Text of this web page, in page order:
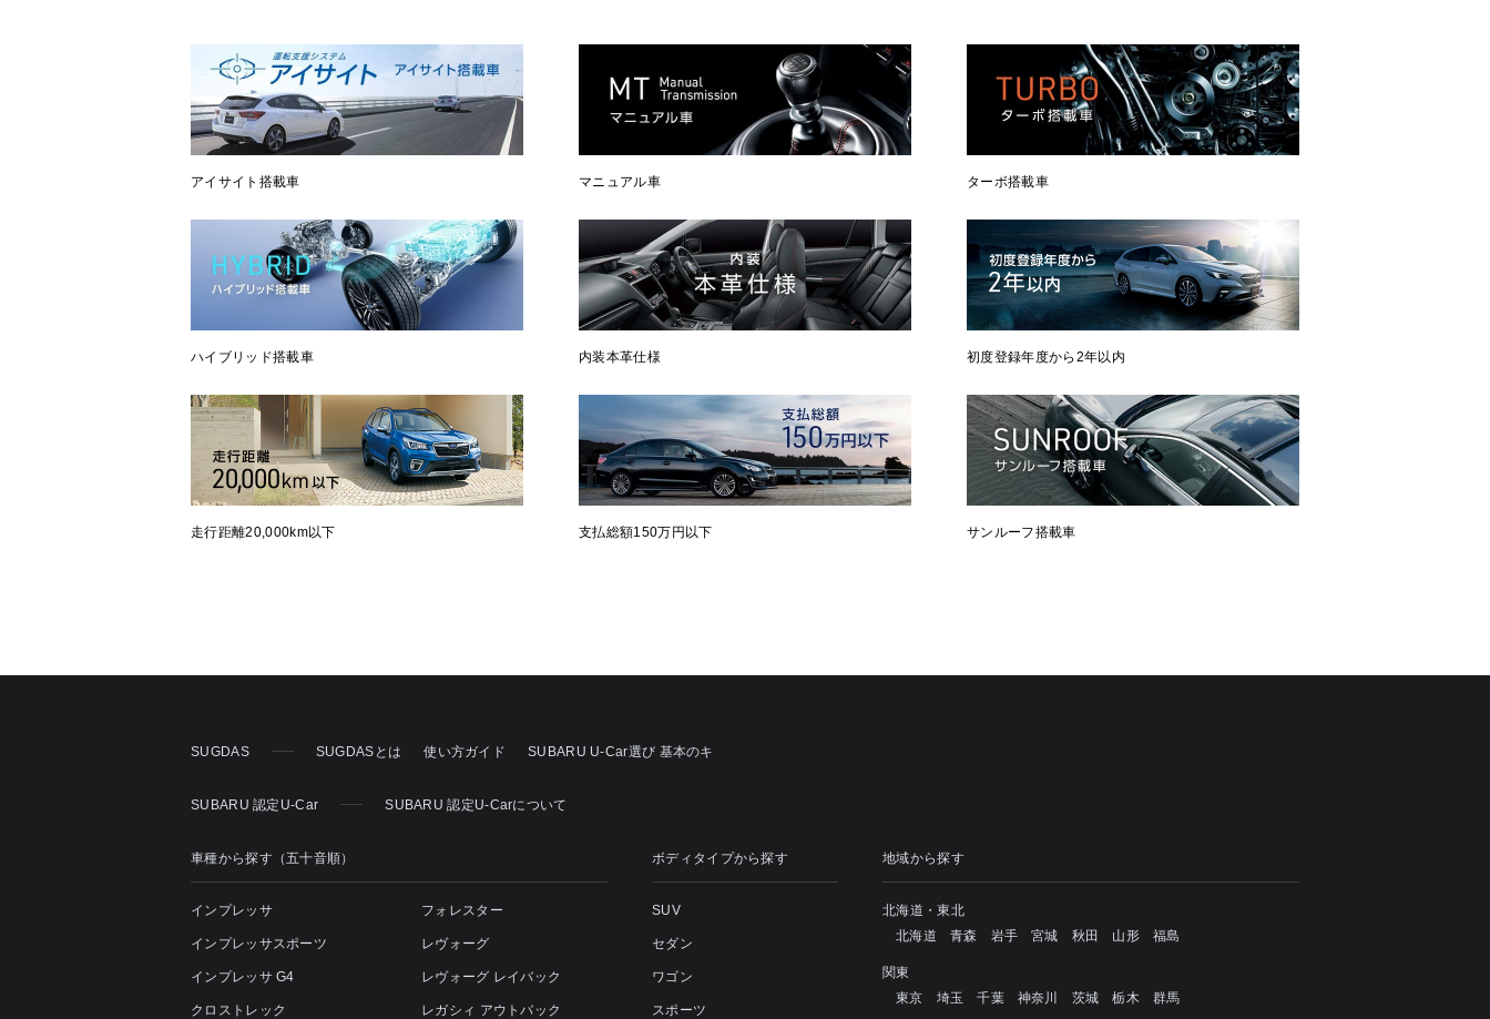
アイサイト搭載車 マニュアル車 ターボ搭載車
ハイブリッド搭載車 内装本革仕様 初度登録年度から2年以内
走行距離20,000km以下 支払総額150万円以下 サンルーフ搭載車
SUGDAS SUGDASとは 使い方ガイド SUBARU U-Car選び 基本のキ
SUBARU 認定U-Car SUBARU 認定U-Carについて
車種から探す（五十音順）
インプレッサ
インプレッサスポーツ
インプレッサ G4
クロストレック
フォレスター
レヴォーグ
レヴォーグ レイバック
レガシィ アウトバック
ボディタイプから探す
SUV
セダン
ワゴン
スポーツ
地域から探す
北海道・東北
北海道
青森 岩手 宮城 秋田 山形 福島
関東
東京
埼玉 千葉 神奈川 茨城 栃木 群馬